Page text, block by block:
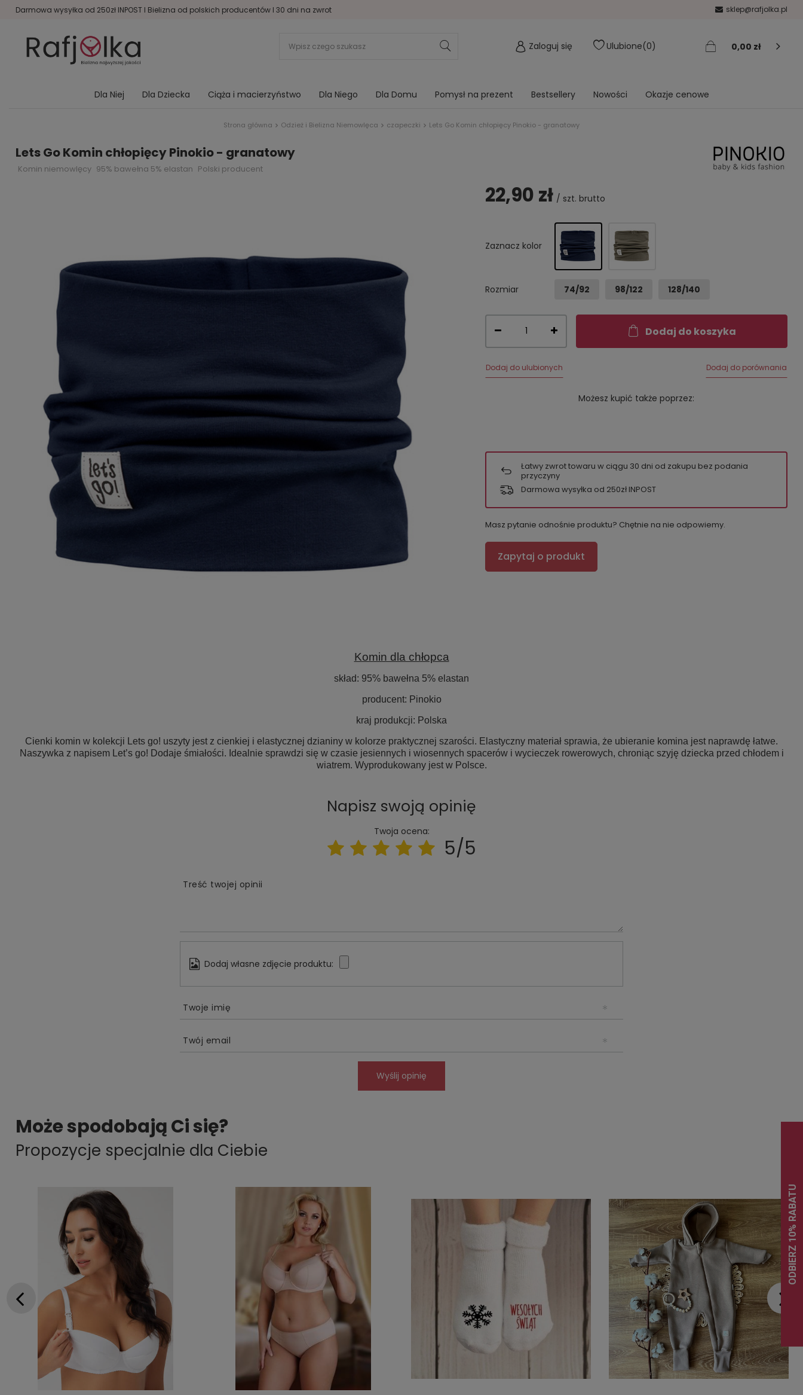
Darmowa wysyłka od 250zł INPOST I Bielizna od polskich producentów I 30 dni na zwrot sklep@rafjolka.pl
Zaloguj się Ulubione 0 0,00 zł
Dla Niej Dla Dziecka Ciąża i macierzyństwo Dla Niego Dla Domu Pomysł na prezent Bestsellery Nowości Okazje cenowe
Strona główna Odzież i Bielizna Niemowlęca czapeczki Lets Go Komin chłopięcy Pinokio - granatowy
Lets Go Komin chłopięcy Pinokio - granatowy
Komin niemowlęcy 95% bawełna 5% elastan Polski producent
22,90 zł / szt. brutto
Zaznacz kolor
Rozmiar 74/92 98/122 128/140
Dodaj do koszyka
Dodaj do ulubionych Dodaj do porównania
Możesz kupić także poprzez:
Łatwy zwrot towaru w ciągu 30 dni od zakupu bez podania
przyczyny
Darmowa wysyłka od 250zł INPOST
Masz pytanie odnośnie produktu? Chętnie na nie odpowiemy.
Zapytaj o produkt
Komin dla chłopca
skład: 95% bawełna 5% elastan
producent: Pinokio
kraj produkcji: Polska
Cienki komin w kolekcji Lets go! uszyty jest z cienkiej i elastycznej dzianiny w kolorze praktycznej szarości. Elastyczny materiał sprawia, że ubieranie komina jest naprawdę łatwe.
Naszywka z napisem Let’s go! Dodaje śmiałości. Idealnie sprawdzi się w czasie jesiennych i wiosennych spacerów i wycieczek rowerowych, chroniąc szyję dziecka przed chłodem i
wiatrem. Wyprodukowany jest w Polsce.
Napisz swoją opinię
Twoja ocena:
5/5
Treść twojej opinii
Dodaj własne zdjęcie produktu:
Twoje imię
Twój email
Wyślij opinię
Może spodobają Ci się?
Propozycje specjalnie dla Ciebie